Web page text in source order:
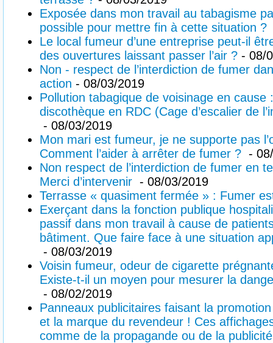
Exposée dans mon travail au tabagisme
possible pour mettre fin à cette situation ?
Le local fumeur d’une entreprise peut-il
des ouvertures laissant passer l’air ? - 08/
Non - respect de l’interdiction de fumer
action - 08/03/2019
Pollution tabagique de voisinage en cause
discothèque en RDC (Cage d’escalier de
- 08/03/2019
Mon mari est fumeur, je ne supporte pas
Comment l’aider à arrêter de fumer ? -
Non respect de l’interdiction de fumer en
Merci d’intervenir - 08/03/2019
Terrasse « quasiment fermée » : Fumer
Exerçant dans la fonction publique
passif dans mon travail à cause de
bâtiment. Que faire face à une situation
- 08/03/2019
Voisin fumeur, odeur de cigarette
Existe-t-il un moyen pour mesurer la
- 08/02/2019
Panneaux publicitaires faisant la
et la marque du revendeur ! Ces
comme de la propagande ou de la